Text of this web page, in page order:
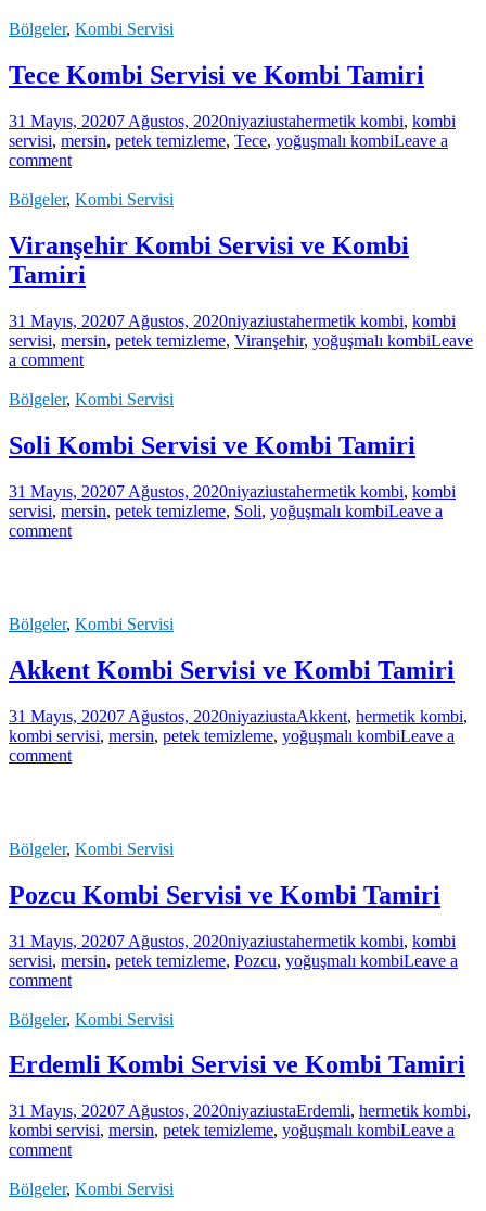
Bölgeler, Kombi Servisi
Tece Kombi Servisi ve Kombi Tamiri
31 Mayıs, 20207 Ağustos, 2020niyaziustahermetik kombi, kombi
servisi, mersin, petek temizleme, Tece, yoğuşmalı kombiLeave a
comment
Bölgeler, Kombi Servisi
Viranşehir Kombi Servisi ve Kombi
Tamiri
31 Mayıs, 20207 Ağustos, 2020niyaziustahermetik kombi, kombi
servisi, mersin, petek temizleme, Viranşehir, yoğuşmalı kombiLeave
a comment
Bölgeler, Kombi Servisi
Soli Kombi Servisi ve Kombi Tamiri
31 Mayıs, 20207 Ağustos, 2020niyaziustahermetik kombi, kombi
servisi, mersin, petek temizleme, Soli, yoğuşmalı kombiLeave a
comment
Bölgeler, Kombi Servisi
Akkent Kombi Servisi ve Kombi Tamiri
31 Mayıs, 20207 Ağustos, 2020niyaziustaAkkent, hermetik kombi,
kombi servisi, mersin, petek temizleme, yoğuşmalı kombiLeave a
comment
Bölgeler, Kombi Servisi
Pozcu Kombi Servisi ve Kombi Tamiri
31 Mayıs, 20207 Ağustos, 2020niyaziustahermetik kombi, kombi
servisi, mersin, petek temizleme, Pozcu, yoğuşmalı kombiLeave a
comment
Bölgeler, Kombi Servisi
Erdemli Kombi Servisi ve Kombi Tamiri
31 Mayıs, 20207 Ağustos, 2020niyaziustaErdemli, hermetik kombi,
kombi servisi, mersin, petek temizleme, yoğuşmalı kombiLeave a
comment
Bölgeler, Kombi Servisi